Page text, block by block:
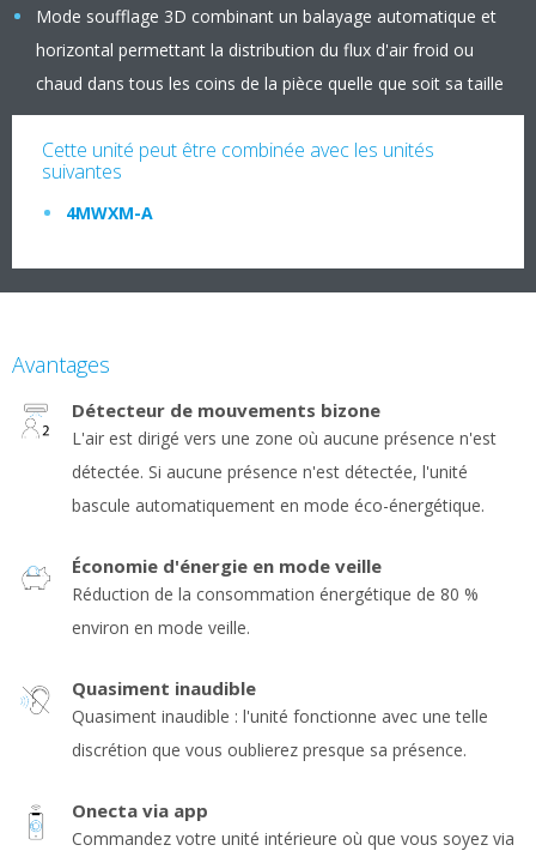
Mode soufflage 3D combinant un balayage automatique et
horizontal permettant la distribution du flux d'air froid ou
chaud dans tous les coins de la pièce quelle que soit sa taille
Cette unité peut être combinée avec les unités
suivantes
4MWXM-A
Avantages
Détecteur de mouvements bizone
L'air est dirigé vers une zone où aucune présence n'est
détectée. Si aucune présence n'est détectée, l'unité
bascule automatiquement en mode éco-énergétique.
Économie d'énergie en mode veille
Réduction de la consommation énergétique de 80 %
environ en mode veille.
Quasiment inaudible
Quasiment inaudible : l'unité fonctionne avec une telle
discrétion que vous oublierez presque sa présence.
Onecta via app
Commandez votre unité intérieure où que vous soyez via